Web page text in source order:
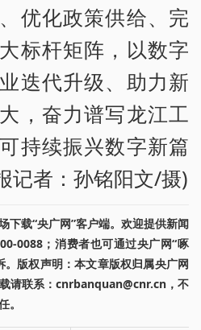
优化政策供给、完
标杆矩阵，以数字
迭代升级、助力新
，奋力谱写龙江工
持续振兴数字新篇
记者：孙铭阳文/摄)
下载“央广网”客户端。欢迎提供新闻
0088；消费者也可通过央广网“啄
版权声明：本文章版权归属央广网
请联系：cnrbanquan@cnr.cn，不
。